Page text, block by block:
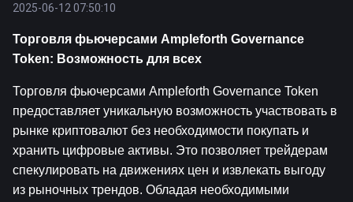
2025-06-12 07:50:10
Торговля фьючерсами Ampleforth Governance
Token: Возможность для всех
Торговля фьючерсами Ampleforth Governance Token
предоставляет уникальную возможность участвовать в
рынке криптовалют без необходимости покупать и
хранить цифровые активы. Это позволяет трейдерам
спекулировать на движениях цен и извлекать выгоду
из рыночных трендов. Обладая необходимыми